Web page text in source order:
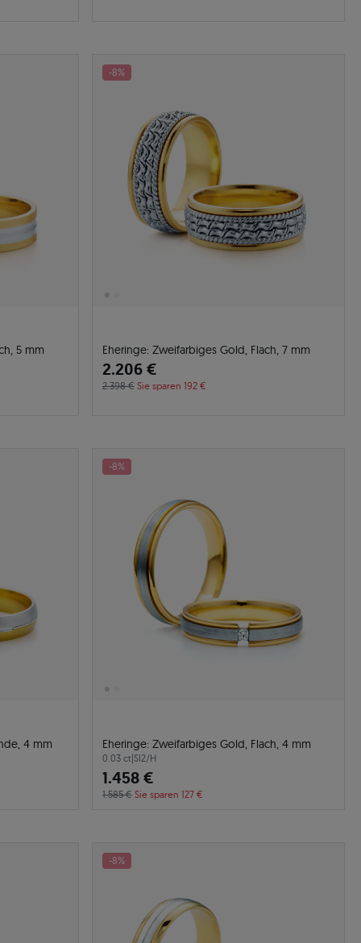
5 mm
-8%
Eheringe: Zweifarbiges Gold, Flach, 7 mm
2.206 €
2.398 € Sie sparen 192 €
4 mm
-8%
Eheringe: Zweifarbiges Gold, Flach, 4 mm
0.03 ct|SI2/H
1.458 €
1.585 € Sie sparen 127 €
-8%